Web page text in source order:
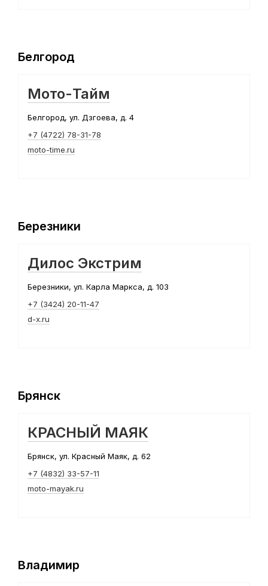
Белгород
Мото-Тайм
Белгород, ул. Дзгоева, д. 4
+7 (4722) 78-31-78
moto-time.ru
Березники
Дилос Экстрим
Березники, ул. Карла Маркса, д. 103
+7 (3424) 20-11-47
d-x.ru
Брянск
КРАСНЫЙ МАЯК
Брянск, ул. Красный Маяк, д. 62
+7 (4832) 33-57-11
moto-mayak.ru
Владимир